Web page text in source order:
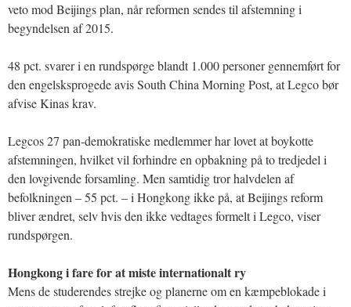
veto mod Beijings plan, når reformen sendes til afstemning i
begyndelsen af 2015.
48 pct. svarer i en rundspørge blandt 1.000 personer gennemført for
den engelsksprogede avis South China Morning Post, at Legco bør
afvise Kinas krav.
Legcos 27 pan-demokratiske medlemmer har lovet at boykotte
afstemningen, hvilket vil forhindre en opbakning på to tredjedel i
den lovgivende forsamling. Men samtidig tror halvdelen af
befolkningen – 55 pct. – i Hongkong ikke på, at Beijings reform
bliver ændret, selv hvis den ikke vedtages formelt i Legco, viser
rundspørgen.
Hongkong i fare for at miste internationalt ry
Mens de studerendes strejke og planerne om en kæmpeblokade i